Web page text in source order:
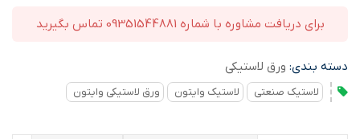
برای دریافت مشاوره با شماره 09351544881 تماس بگیرید
دسته بندی: ورق لاستیکی
لاستیک صنعتی لاستیک وایتون ورق لاستیکی وایتون